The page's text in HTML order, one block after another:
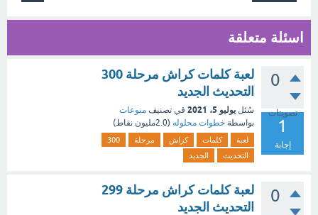
اسئلة متعلقة
0
تصويتات
1
إجابة
لعبة كلمات كراش مرحلة 300
التحديث الجديد
سُئل يوليو 5، 2021 في تصنيف منوعات
بواسطة خطوات محلوله (2.0مليون نقاط)
لعبة كلمات كراش مرحلة
300
التحديث
الجديد
0
لعبة كلمات كراش مرحلة 299
التحديث الجديد